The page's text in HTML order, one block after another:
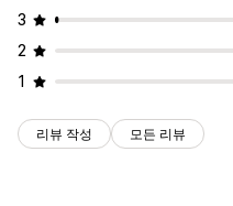
3
2
1
리뷰 작성 모든 리뷰